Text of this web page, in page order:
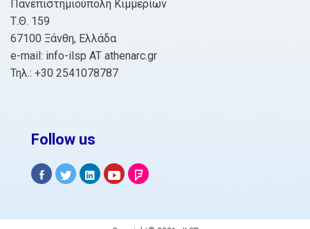
Πανεπιστημιούπολη Κιμμερίων
Τ.Θ. 159
67100 Ξάνθη, Ελλάδα
e-mail: info-ilsp AT athenarc.gr
Τηλ.: +30 2541078787
Follow us